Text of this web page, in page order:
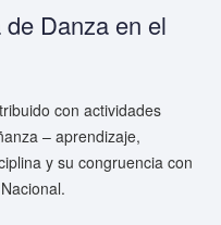
Danza en el
con actividades
– aprendizaje,
y su congruencia con